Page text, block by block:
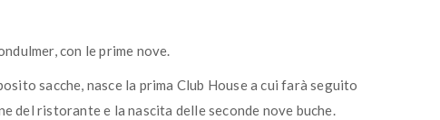
con le prime nove.
sacche, nasce la prima Club House a cui farà seguito
del ristorante e la nascita delle seconde nove buche.